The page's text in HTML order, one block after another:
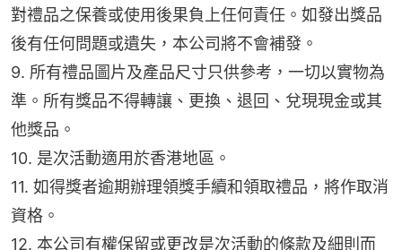
對禮品之保養或使用後果負上任何責任。如發出獎品
後有任何問題或遺失，本公司將不會補發。
9. 所有禮品圖片及產品尺寸只供參考，一切以實物為
準。所有獎品不得轉讓、更換、退回、兌現現金或其
他獎品。
10. 是次活動適用於香港地區。
11. 如得獎者逾期辦理領獎手續和領取禮品，將作取消
資格。
12. 本公司有權保留或更改是次活動的條款及細則而